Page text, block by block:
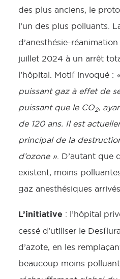
des plus anciens, le
l’un des plus polluants.
d’anesthésie-réanimation
juillet 2024 à un arrêt
l’hôpital. Motif invoqué :
puissant gaz à effet de
puissant que le CO2,
de 120 ans. Il est
principal de la
d’ozone » . D’autant que
existent, moins
gaz anesthésiques
L’initiative : l’hôpital
cessé d’utiliser le
d’azote, en les
beaucoup moins